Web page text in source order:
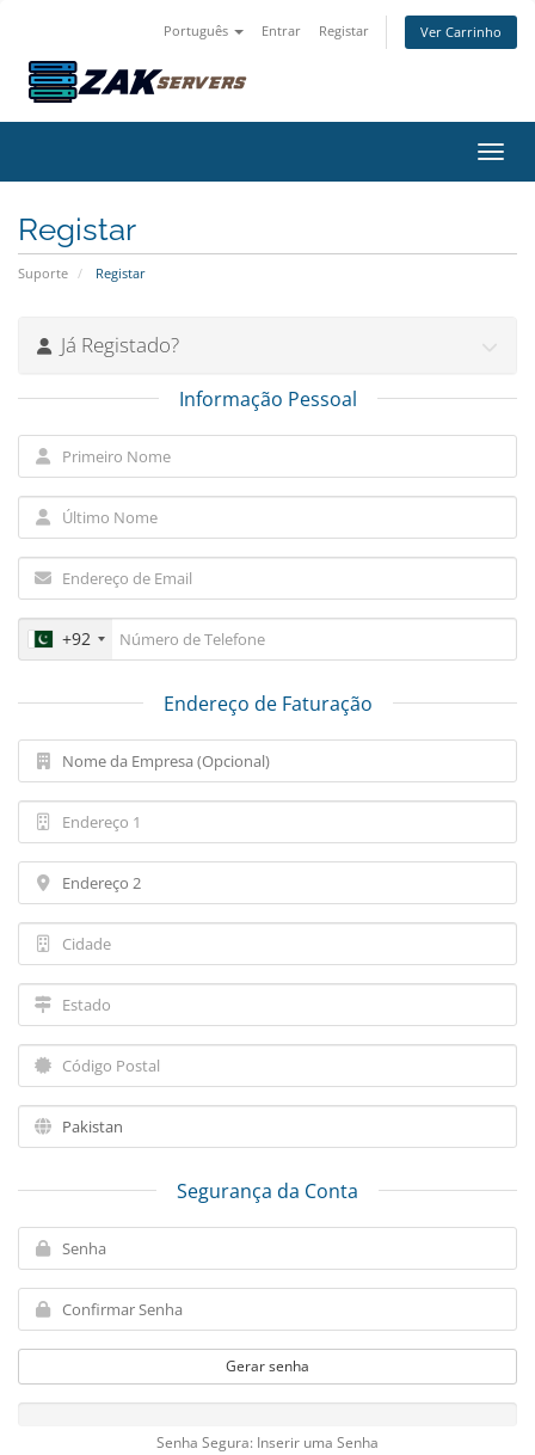
Português Entrar Registar Ver Carrinho
Registar
Suporte Registar
Já Registado?
Informação Pessoal
+92
Endereço de Faturação
Segurança da Conta
Gerar senha
Senha Segura: Inserir uma Senha